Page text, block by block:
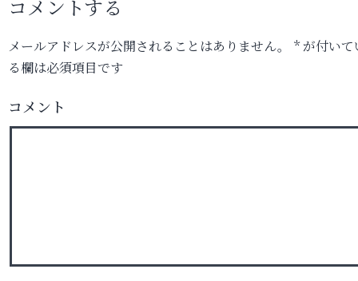
コメントする
メールアドレスが公開されることはありません。 *が付いて
る欄は必須項目です
コメント